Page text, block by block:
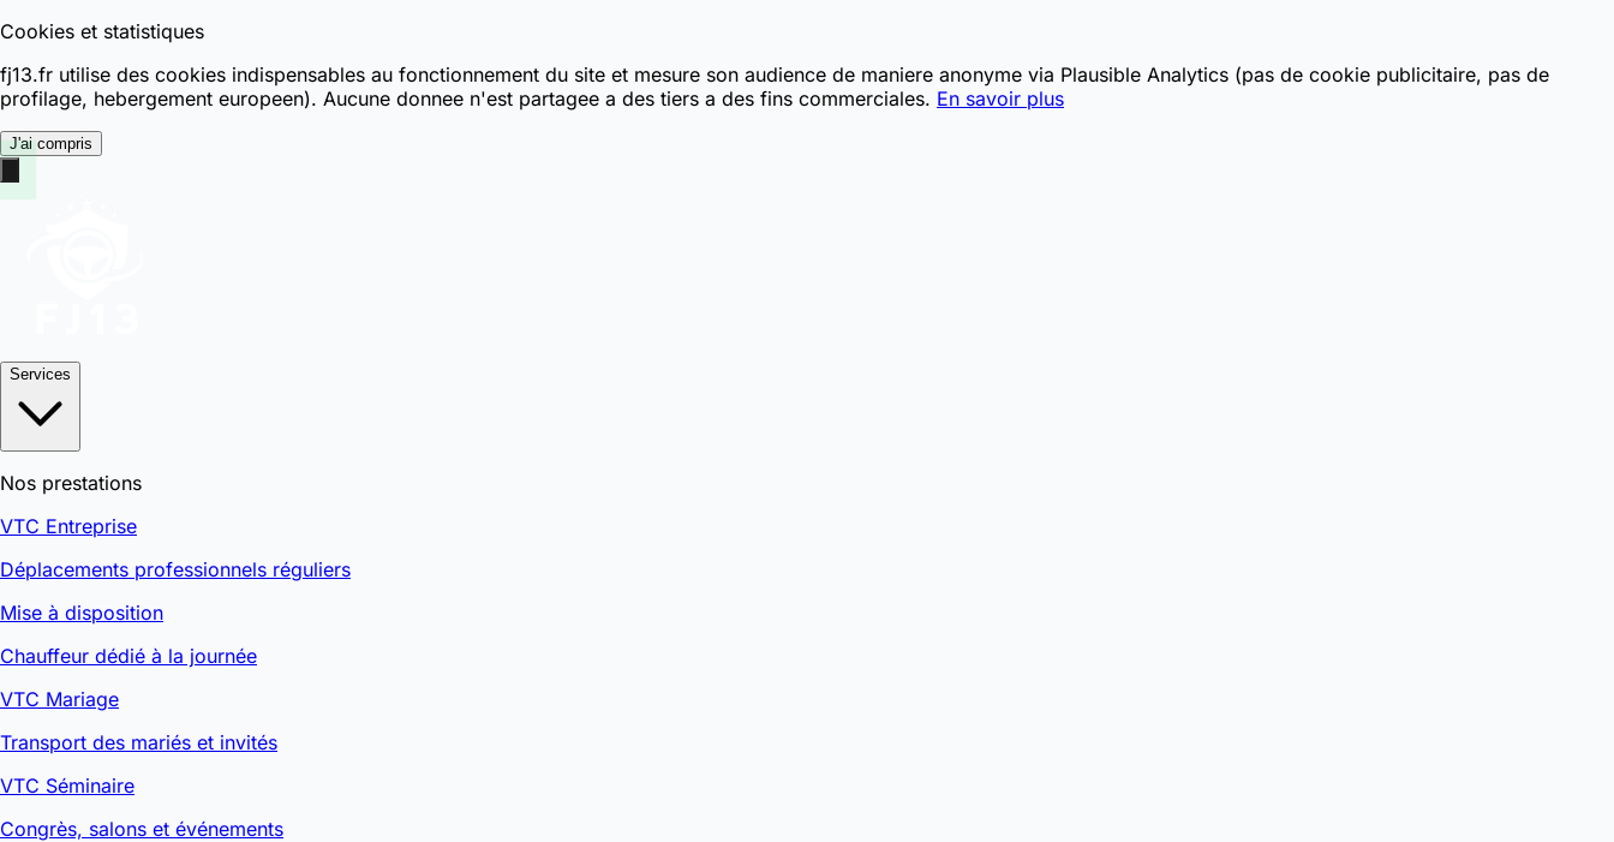
Cookies et statistiques
fj13.fr utilise des cookies indispensables au fonctionnement du site et mesure son audience de maniere anonyme via Plausible Analytics (pas de cookie publicitaire, pas de
profilage, hebergement europeen). Aucune donnee n'est partagee a des tiers a des fins commerciales. En savoir plus
J'ai compris
Services
Nos prestations
VTC Entreprise
Déplacements professionnels réguliers
Mise à disposition
Chauffeur dédié à la journée
VTC Mariage
Transport des mariés et invités
VTC Séminaire
Congrès, salons et événements